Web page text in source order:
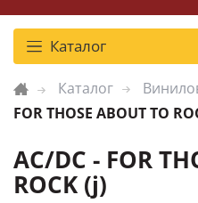
Каталог
Каталог
FOR THOSE ABOUT TO
AC/DC - FOR
ROCK (j)